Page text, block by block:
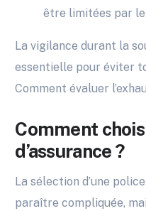
être limitées par
La vigilance durant la
essentielle pour éviter
Comment évaluer
Comment
d’assurance ?
La sélection d’une
paraître compliquée,